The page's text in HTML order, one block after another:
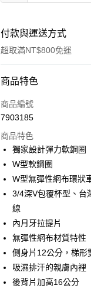
付款與運送方式
超取滿NT$800免運
付款方式
信用卡一次付款
3 期 0 利率 每期
合作金庫商業銀行
華南商業銀行
國泰世華商業銀行
臺灣中小企業銀行
匯豐（台灣）商業銀行
聯邦商業銀行
元大商業銀行
台新國際商業銀行
台灣樂天信用卡公司
6 期 0 利率 每期
合作金庫商業銀行
華南商業銀行
上海商業儲蓄銀行
臺灣中小企業銀行
匯豐（台灣）商業銀行
聯邦商業銀行
元大商業銀行
玉山商業銀行
超商取貨付款
LINE Pay
Apple Pay
街口支付
悠遊付
商品特色
商品編號
7903185
商品特色
獨家設計彈力軟鋼圈
W型軟鋼圈
W型無彈性網布環狀
3/4深V包覆杯型、台
線
內月牙拉提片
無彈性網布材質特性
側身片12公分，梯形
吸濕排汗的親膚內裡
後背片加高16公分